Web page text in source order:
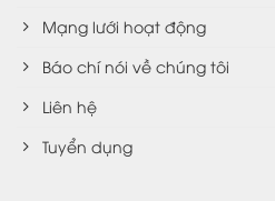
Mạng lưới hoạt động
Báo chí nói về chúng tôi
Liên hệ
Tuyển dụng